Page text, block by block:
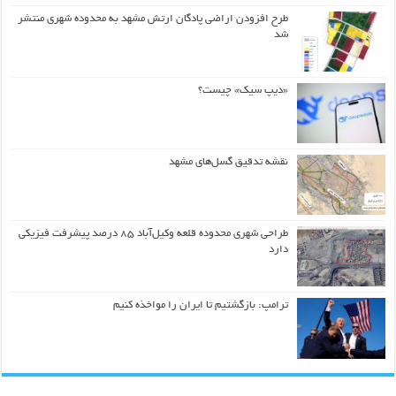
طرح افزودن اراضی پادگان ارتش مشهد به محدوده شهری منتشر
شد
«دیپ سیک» چیست؟
نقشه تدقیق گسل‌های مشهد
طراحی شهری محدوده قلعه وکیل‌آباد ۸۵ درصد پیشرفت فیزیکی
دارد
ترامپ: بازگشتیم تا ایران را مواخذه کنیم